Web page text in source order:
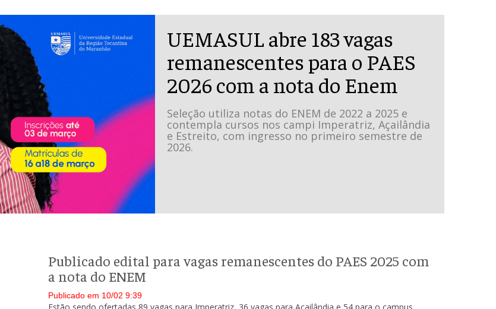
UEMASUL abre 183 vagas
remanescentes para o PAES
2026 com a nota do Enem
Seleção utiliza notas do ENEM de 2022 a 2025 e
contempla cursos nos campi Imperatriz, Açailândia
e Estreito, com ingresso no primeiro semestre de
2026.
Publicado edital para vagas remanescentes do PAES 2025 com
a nota do ENEM
Publicado em 10/02 9:39
Estão sendo ofertadas 89 vagas para Imperatriz, 36 vagas para Açailândia e 54 para o campus